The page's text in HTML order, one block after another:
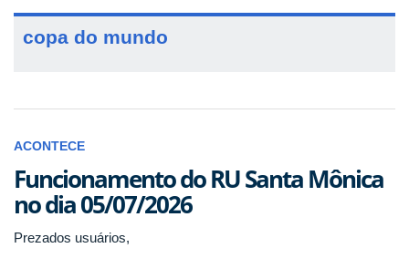
copa do mundo
ACONTECE
Funcionamento do RU Santa Mônica
no dia 05/07/2026
Prezados usuários,